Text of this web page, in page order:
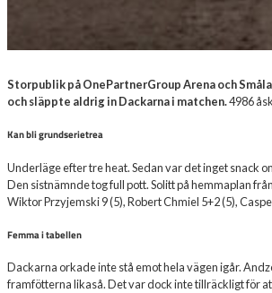
Storpublik på OnePartnerGroup Arena och
och släppte aldrig in Dackarna i matchen.4986
Kan bli grundserietrea
Underläge efter tre heat. Sedan var det inget snack
Den sistnämnde tog full pott. Solitt på hemmaplan
Wiktor Przyjemski 9 (5), Robert Chmiel 5+2 (5),
Femma i tabellen
Dackarna orkade inte stå emot hela vägen igår.
framfötterna likaså. Det var dock inte tillräckligt för